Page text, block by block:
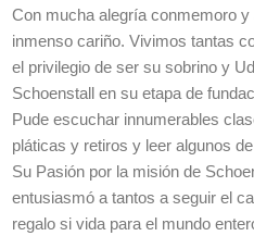
Con mucha alegría conmemoro
inmenso cariño. Vivimos tantas
el privilegio de ser su sobrino y
Schoenstall en su etapa de
Pude escuchar innumerables
pláticas y retiros y leer algunos
Su Pasión por la misión de
entusiasmó a tantos a seguir el
regalo si vida para el mundo